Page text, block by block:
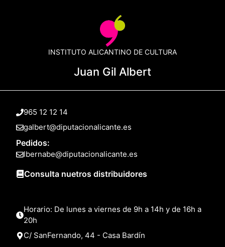
INSTITUTO ALICANTINO DE CULTURA
Juan Gil Albert
965 12 12 14
galbert@diputacionalicante.es
Pedidos:
lbernabe@diputacionalicante.es
Consulta nuetros distribuidores
Horario: De lunes a viernes de 9h a 14h y de 16h a
20h
C/ SanFernando, 44 - Casa Bardín